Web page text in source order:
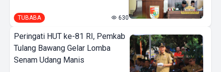
TUBABA 630
Peringati HUT ke-81 RI, Pemkab
Tulang Bawang Gelar Lomba
Senam Udang Manis